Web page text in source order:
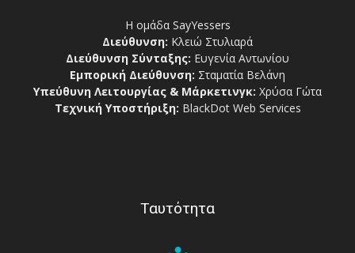
Η ομάδα SayYessers
Διεύθυνση: Κλειώ Στυλιαρά
Διεύθυνση Σύνταξης: Ευγενία Αντωνίου
Εμπορική Διεύθυνση: Σταματία Βελάνη
Υπεύθυνη Λειτουργίας & Μάρκετινγκ: Χρύσα Γώτα
Τεχνική Υποστήριξη: BlackDot Web Services
Ταυτότητα